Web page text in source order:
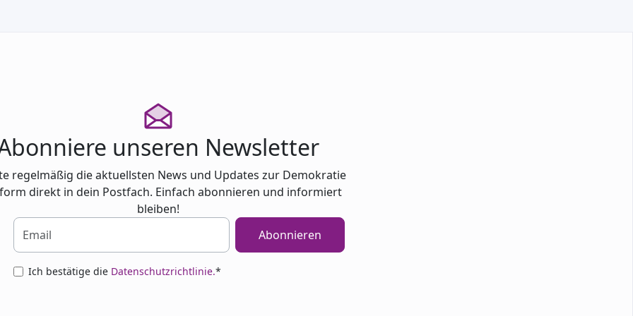
unseren Newsletter
regelmäßig die aktuellsten News und Updates zur Demokratie
direkt in dein Postfach. Einfach abonnieren und informiert
bleiben!
Ich bestätige die Datenschutzrichtlinie.*
Abonnieren